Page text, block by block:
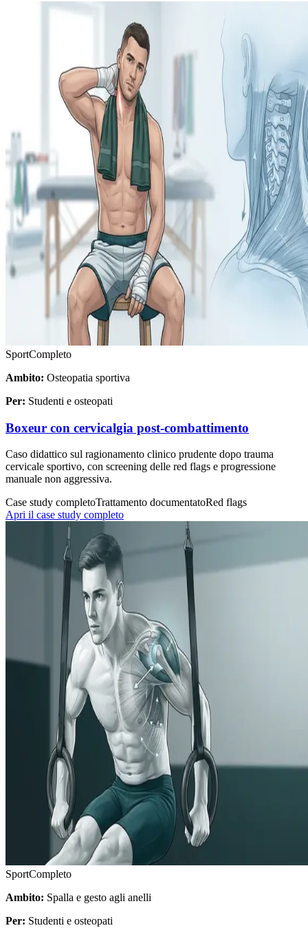
SportCompleto
Ambito: Osteopatia sportiva
Per: Studenti e osteopati
Boxeur con cervicalgia post-combattimento
Caso didattico sul ragionamento clinico prudente dopo trauma
cervicale sportivo, con screening delle red flags e progressione
manuale non aggressiva.
Case study completoTrattamento documentatoRed flags
Apri il case study completo
SportCompleto
Ambito: Spalla e gesto agli anelli
Per: Studenti e osteopati